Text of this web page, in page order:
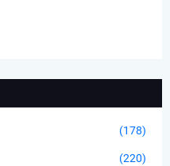
(178)
(220)